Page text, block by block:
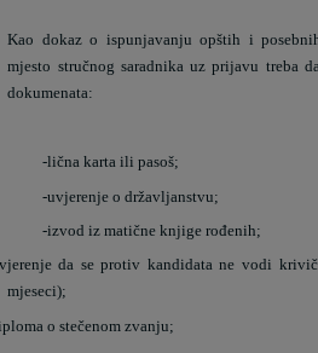
Kao dokaz o ispunjavanju opštih i
mjesto stručnog saradnika uz prijavu treba
dokumenata:
-lična karta ili pasoš;
-uvjerenje o državljanstvu;
-izvod iz matične knjige rođenih;
da se protiv kandidata ne vodi
mjeseci);
o stečenom zvanju;